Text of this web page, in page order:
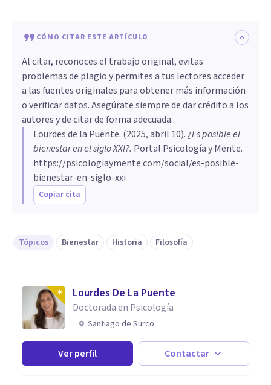
CÓMO CITAR ESTE ARTÍCULO
Al citar, reconoces el trabajo original, evitas
problemas de plagio y permites a tus lectores acceder
a las fuentes originales para obtener más información
o verificar datos. Asegúrate siempre de dar crédito a los
autores y de citar de forma adecuada.
Lourdes de la Puente. (2025, abril 10).¿Es posible el
bienestar en el siglo XXI?. Portal Psicología y Mente.
https://psicologiaymente.com/social/es-posible-
bienestar-en-siglo-xxi
Copiar cita
Tópicos Bienestar Historia Filosofía
Lourdes De La Puente
Doctorada en Psicología
Santiago de Surco
Ver perfil Contactar